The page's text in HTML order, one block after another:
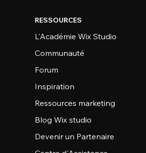
RESSOURCES
L'Académie Wix Studio
Communauté
Forum
Inspiration
Ressources marketing
Blog Wix studio
Devenir un Partenaire